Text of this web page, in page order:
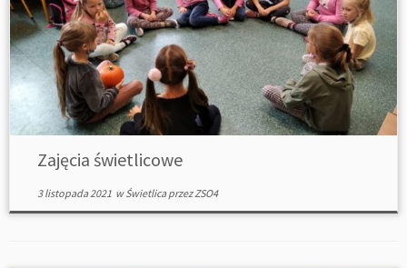
Zajęcia świetlicowe
3 listopada 2021wŚwietlicaprzezZSO4